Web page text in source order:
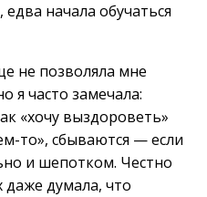
начала обучаться
не позволяла мне
я часто замечала:
«хочу выздороветь»
то», сбываются — если
и шепотком. Честно
даже думала, что